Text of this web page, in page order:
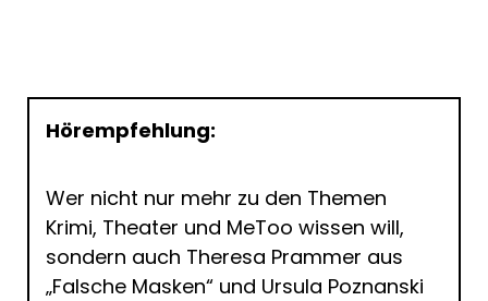
Hörempfehlung:
Wer nicht nur mehr zu den Themen
Krimi, Theater und MeToo wissen will,
sondern auch Theresa Prammer aus
„Falsche Masken“ und Ursula Poznanski